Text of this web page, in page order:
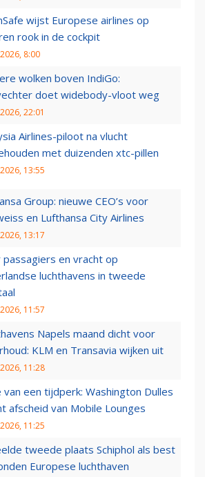
wijst Europese airlines op
rook in de cockpit
8:00
wolken boven IndiGo:
doet widebody-vloot weg
22:01
Airlines-piloot na vlucht
met duizenden xtc-pillen
13:55
Group: nieuwe CEO’s voor
en Lufthansa City Airlines
13:17
passagiers en vracht op
luchthavens in tweede
11:57
Napels maand dicht voor
KLM en Transavia wijken uit
11:28
van een tijdperk: Washington Dulles
afscheid van Mobile Lounges
11:25
tweede plaats Schiphol als best
Europese luchthaven